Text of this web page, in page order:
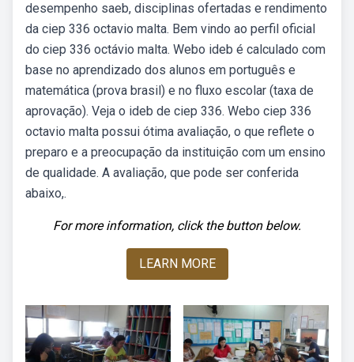
desempenho saeb, disciplinas ofertadas e rendimento
da ciep 336 octavio malta. Bem vindo ao perfil oficial
do ciep 336 octávio malta. Webo ideb é calculado com
base no aprendizado dos alunos em português e
matemática (prova brasil) e no fluxo escolar (taxa de
aprovação). Veja o ideb de ciep 336. Webo ciep 336
octavio malta possui ótima avaliação, o que reflete o
preparo e a preocupação da instituição com um ensino
de qualidade. A avaliação, que pode ser conferida
abaixo,.
For more information, click the button below.
LEARN MORE